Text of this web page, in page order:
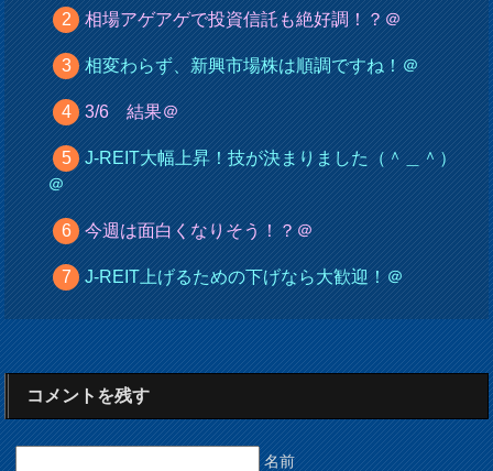
相場アゲアゲで投資信託も絶好調！？＠
相変わらず、新興市場株は順調ですね！＠
3/6 結果＠
J-REIT大幅上昇！技が決まりました（＾＿＾）
＠
今週は面白くなりそう！？＠
J-REIT上げるための下げなら大歓迎！＠
コメントを残す
名前